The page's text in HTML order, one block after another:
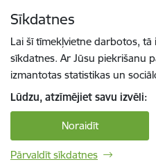
Sīkdatnes
Lai šī tīmekļvietne darbotos,
sīkdatnes. Ar Jūsu piekrišanu
izmantotas statistikas un
Lūdzu, atzīmējiet savu izvēli:
Noraidīt
Pārvaldīt sīkdatnes